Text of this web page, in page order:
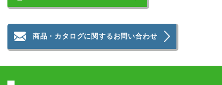
商品・カタログに関するお問い合わせ